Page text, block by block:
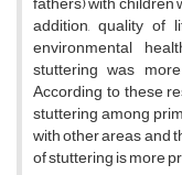
addition, quality of
environmental
stuttering was
According to these
stuttering among
with other areas and
of stuttering is more